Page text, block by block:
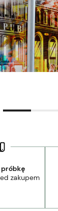
próbkę
zakupem